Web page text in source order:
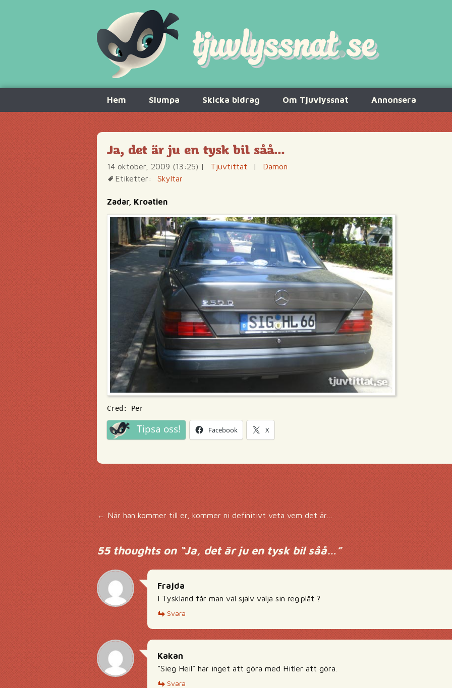
innehåll
Hem Slumpa Skicka bidrag Om Tjuvlyssnat Annonsera
Ja, det är ju en tysk bil såå…
14 oktober, 2009 (13:25) | Tjuvtittat |
Damon
Etiketter:
Skyltar
Zadar, Kroatien
Cred: Per
Tipsa oss! Facebook X
Inläggsnavigering
← När han kommer till er, kommer ni definitivt veta vem det är…
55 thoughts on “Ja, det är ju en tysk bil såå…”
Frajda
I Tyskland får man väl själv välja sin reg.plåt ?
Svara
Kakan
”Sieg Heil” har inget att göra med Hitler att göra.
Svara